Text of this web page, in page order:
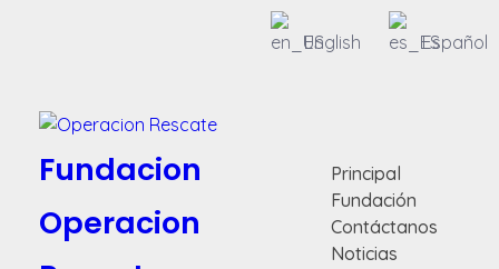
English Español
Fundacion
Operacion
Principal
Fundación
Contáctanos
Noticias